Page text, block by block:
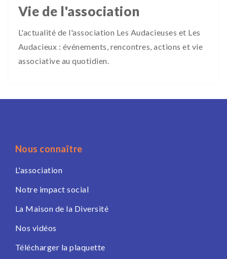
Vie de l'association
L'actualité de l'association Les Audacieuses et Les
Audacieux : événements, rencontres, actions et vie
associative au quotidien.
Nous connaître
L'association
Notre impact social
La Maison de la Diversité
Nos vidéos
Télécharger la plaquette